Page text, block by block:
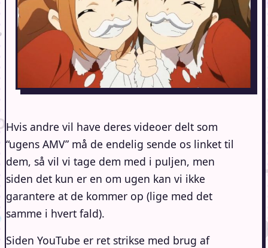
Hvis andre vil have deres videoer delt som
“ugens AMV” må de endelig sende os linket til
dem, så vil vi tage dem med i puljen, men
siden det kun er en om ugen kan vi ikke
garantere at de kommer op (lige med det
samme i hvert fald).
Siden YouTube er ret strikse med brug af